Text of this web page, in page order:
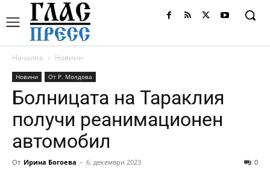
Начална Новини
Новини От Р. Молдова
Болницата на Тараклия
получи реанимационен
автомобил
От Ирина Богоева - 6. декември 2023 0